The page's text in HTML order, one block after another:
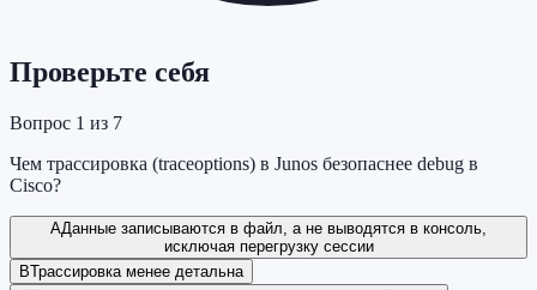
Проверьте себя
Вопрос 1 из 7
Чем трассировка (traceoptions) в Junos безопаснее debug в
Cisco?
AДанные записываются в файл, а не выводятся в консоль,
исключая перегрузку сессии
BТрассировка менее детальна